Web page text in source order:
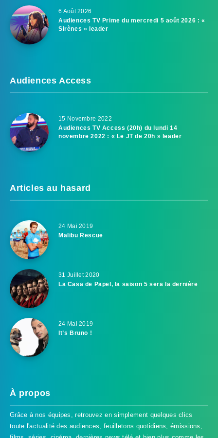
6 Août 2026
Audiences TV Prime du mercredi 5 août 2026 : «
Sirènes » leader
Audiences Access
15 Novembre 2022
Audiences TV Access (20h) du lundi 14
novembre 2022 : « Le JT de 20h » leader
Articles au hasard
24 Mai 2019
Malibu Rescue
31 Juillet 2020
La Casa de Papel, la saison 5 sera la dernière
24 Mai 2019
It’s Bruno !
À propos
Grâce à nos équipes, retrouvez en simplement quelques clics
toute l'actualité des audiences, feuilletons quotidiens, émissions,